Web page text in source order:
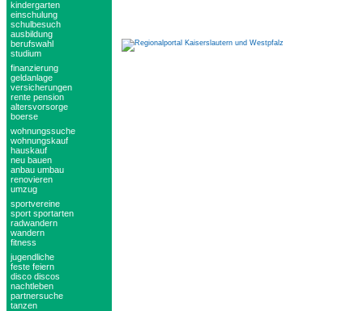
kindergarten
einschulung
schulbesuch
ausbildung
berufswahl
studium
finanzierung
geldanlage
versicherungen
rente pension
altersvorsorge
boerse
wohnungssuche
wohnungskauf
hauskauf
neu bauen
anbau umbau
renovieren
umzug
sportvereine
sport sportarten
radwandern
wandern
fitness
jugendliche
feste feiern
disco discos
nachtleben
partnersuche
tanzen